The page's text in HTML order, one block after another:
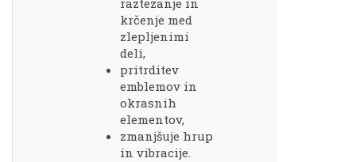
raztezanje in
krčenje med
zlepljenimi
deli,
pritrditev
emblemov in
okrasnih
elementov,
zmanjšuje hrup
in vibracije.